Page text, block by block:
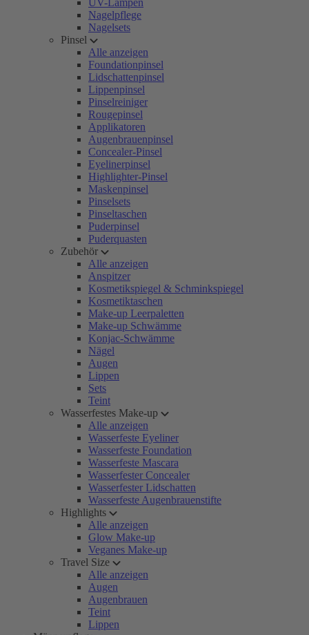
UV-Lampen
Nagelpflege
Nagelsets
Pinsel
Alle anzeigen
Foundationpinsel
Lidschattenpinsel
Lippenpinsel
Pinselreiniger
Rougepinsel
Applikatoren
Augenbrauenpinsel
Concealer-Pinsel
Eyelinerpinsel
Highlighter-Pinsel
Maskenpinsel
Pinselsets
Pinseltaschen
Puderpinsel
Puderquasten
Zubehör
Alle anzeigen
Anspitzer
Kosmetikspiegel & Schminkspiegel
Kosmetiktaschen
Make-up Leerpaletten
Make-up Schwämme
Konjac-Schwämme
Nägel
Augen
Lippen
Sets
Teint
Wasserfestes Make-up
Alle anzeigen
Wasserfeste Eyeliner
Wasserfeste Foundation
Wasserfeste Mascara
Wasserfester Concealer
Wasserfester Lidschatten
Wasserfeste Augenbrauenstifte
Highlights
Alle anzeigen
Glow Make-up
Veganes Make-up
Travel Size
Alle anzeigen
Augen
Augenbrauen
Teint
Lippen